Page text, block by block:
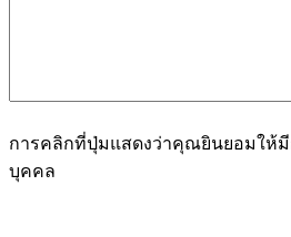
การคลิกที่ปุ่มแสดงว่าคุณยินยอมให้
บุคคล